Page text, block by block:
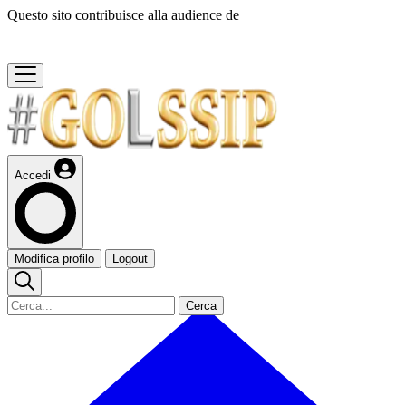
Questo sito contribuisce alla audience de
Accedi
Modifica profilo Logout
Cerca